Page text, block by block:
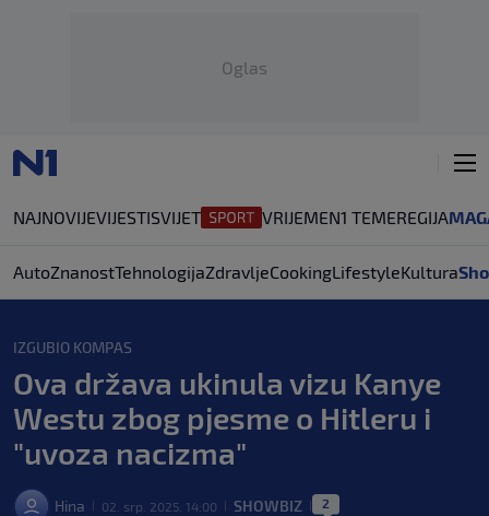
Oglas
NAJNOVIJEVIJESTISVIJET VRIJEMEN1 TEMEREGIJA
AutoZnanostTehnologijaZdravljeCookingLifestyleKultura
IZGUBIO KOMPAS
Ova država ukinula vizu Kanye
Westu zbog pjesme o Hitleru i
"uvoza nacizma"
Hina 02. srp. 2025. 14:00 SHOWBIZ 2